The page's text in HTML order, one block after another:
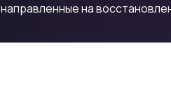
направленные на